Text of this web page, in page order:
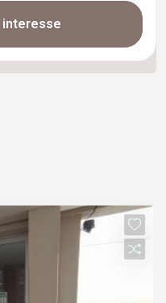
interesse